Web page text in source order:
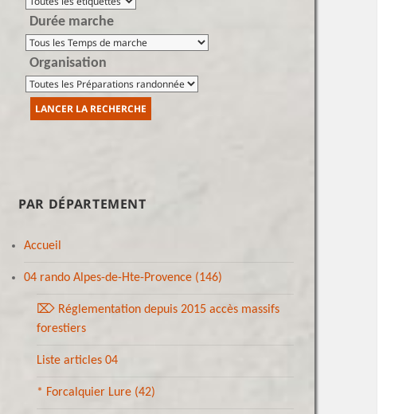
Durée marche
Organisation
PAR DÉPARTEMENT
Accueil
04 rando Alpes-de-Hte-Provence (146)
⌦ Réglementation depuis 2015 accès massifs
forestiers
Liste articles 04
* Forcalquier Lure (42)